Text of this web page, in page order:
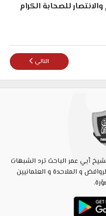
للصحابة الكرام
أبي عمر الباحث ويضطر للإساءة
المقال التالي:
التالي
أبي عمر الباحث ترد الشبهات
و الملاحدة و العلمانيين